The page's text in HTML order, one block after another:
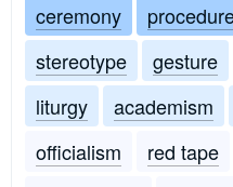
ceremony
stereotype
gesture
liturgy
academism
officialism
red tape